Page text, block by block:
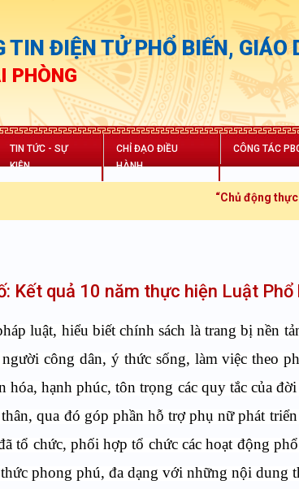
TIN ĐIỆN TỬ PHỔ BIẾN, GIÁO
PHÒNG
TIN TỨC - SỰ
KIỆN
CHỈ ĐẠO ĐIỀU
HÀNH
CÔNG TÁC
“Chủ động thực thi; phát
Kết quả 10 năm thực hiện Luật
luật, hiểu biết chính sách là trang bị nền
công dân, ý thức sống, làm việc theo
hóa, hạnh phúc, tôn trọng các quy tắc của
thân,qua đó góp phần hỗ trợ phụ nữ phát
tổ chức, phối hợp tổ chức các hoạt động
phong phú, đa dạng với những nội dung